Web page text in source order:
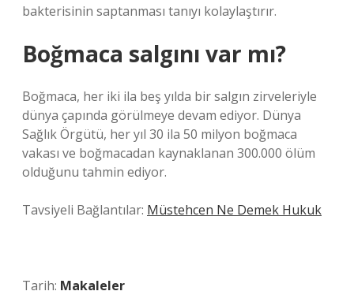
bakterisinin saptanması tanıyı kolaylaştırır.
Boğmaca salgını var mı?
Boğmaca, her iki ila beş yılda bir salgın zirveleriyle
dünya çapında görülmeye devam ediyor. Dünya
Sağlık Örgütü, her yıl 30 ila 50 milyon boğmaca
vakası ve boğmacadan kaynaklanan 300.000 ölüm
olduğunu tahmin ediyor.
Tavsiyeli Bağlantılar: Müstehcen Ne Demek Hukuk
Tarih: Makaleler